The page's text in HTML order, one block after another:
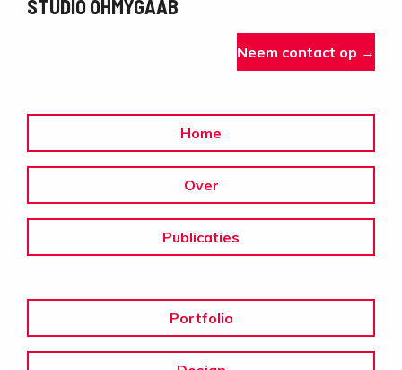
STUDIO OHMYGAAB
Neem contact op →
Home
Over
Publicaties
Portfolio